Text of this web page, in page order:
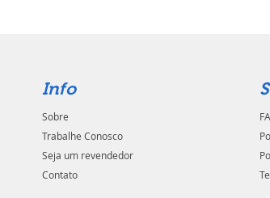
Info
Sobre
Trabalhe Conosco
Seja um revendedor
Contato